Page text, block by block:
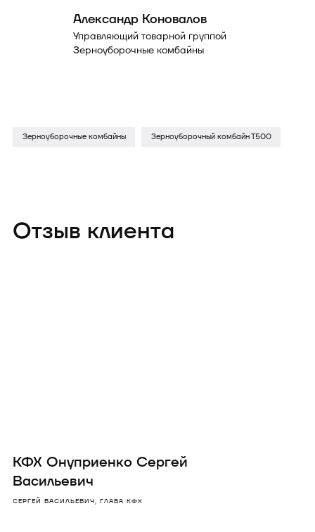
Александр Коновалов
Управляющий товарной группой
Зерноуборочные комбайны
Зерноуборочные комбайны Зерноуборочный комбайн Т500
Отзыв клиента
КФХ Онуприенко Сергей
Васильевич
СЕРГЕЙ ВАСИЛЬЕВИЧ, ГЛАВА КФХ